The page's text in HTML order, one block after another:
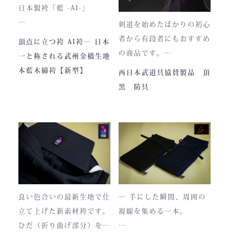
ファスナーのデザイン・仕
様が一部異なる場合がござ
それもまた"本物の証"。
使い込むほどに色は落ち着
き、
あなただけの一着へと育っ
ていきます。
藍が変化していく時間ご
と、お楽しみください。
日本製袴「藍 -AI-」
― 武州正藍染 × 熊本工
場製作 ―
日本国内でも袴を手がける
職人が数えるほどしかいな
い今、
この袴は、一針一針に魂を
込めて仕立てられた 日本
最高峰の逸品 です。
製作の地は、火の国・熊
頂点に立つ袴 AI袴― 日本
一と称される武州金橋生地
本藍木綿袴【新型】
剣道を始めたばかりの初心
者から有段者にもおすすめ
の商品です。
【商品内容】
・頂黒セット
西日本武道具協賛製品 頂
黒 防具
良い色合いの最新生地で仕
立て上げた新素材袴です。
ひだ（折り曲げ部分）を縫
― 手にした瞬間、周囲の
視線を集める一本。